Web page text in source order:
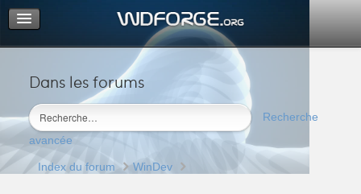
Dans les forums
Recherche
avancée
Portail
Index du forum
M’enregistrer
Connexion
Index du forum WinDev